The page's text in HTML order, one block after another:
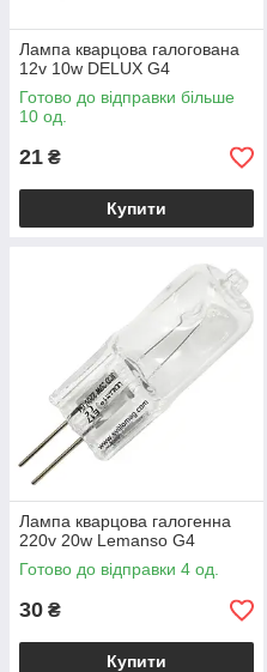
Лампа кварцова галогована
12v 10w DELUX G4
Готово до відправки більше
10 од.
21 ₴
Купити
Лампа кварцова галогенна
220v 20w Lemanso G4
Готово до відправки 4 од.
30 ₴
Купити